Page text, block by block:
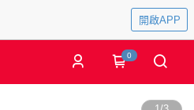
開啟APP
0